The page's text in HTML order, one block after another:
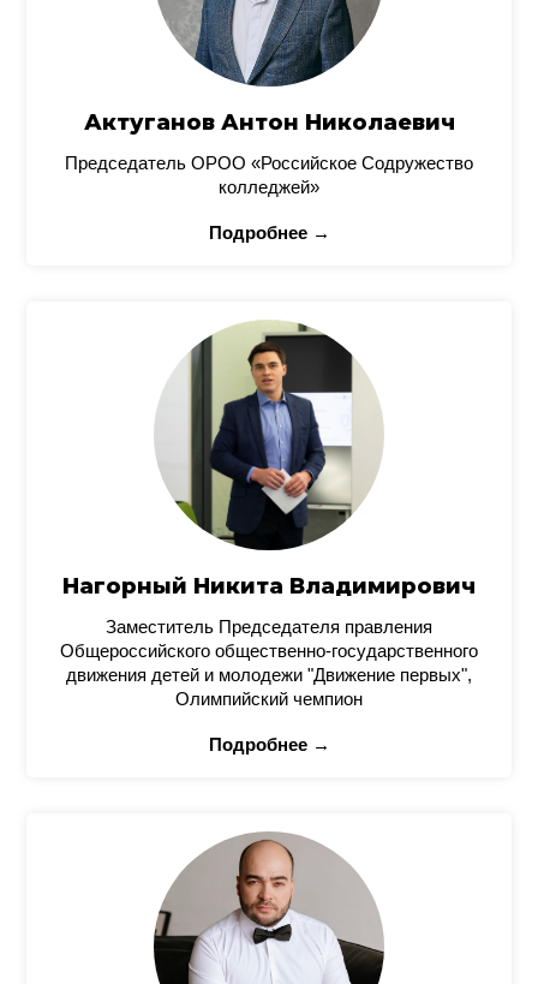
Актуганов Антон Николаевич
Председатель ОРОО «Российское Содружество
колледжей»
Подробнее →
Нагорный Никита Владимирович
Заместитель Председателя правления
Общероссийского общественно-государственного
движения детей и молодежи "Движение первых",
Олимпийский чемпион
Подробнее →